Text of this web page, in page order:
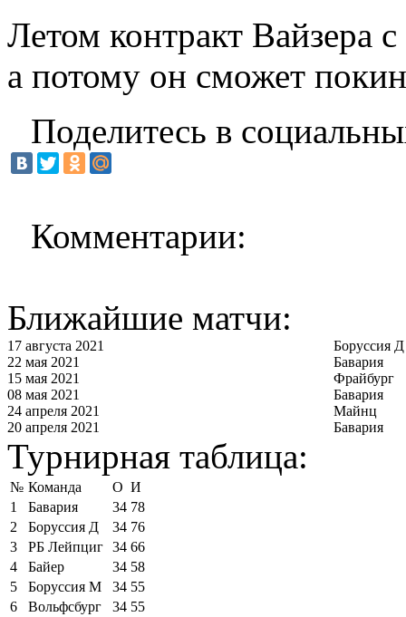
Летом контракт Вайзера
а потому он сможет
Поделитесь в
Комментарии:
Ближайшие матчи:
17 августа 2021
Боруссия Д
22 мая 2021
Бавария
15 мая 2021
Фрайбург
08 мая 2021
Бавария
24 апреля 2021
Майнц
20 апреля 2021
Бавария
Турнирная таблица:
№ Команда О И
1
Бавария 34 78
2
Боруссия Д 34 76
3
РБ Лейпциг 34 66
4
Байер 34 58
5
Боруссия М 34 55
6
Вольфсбург 34 55